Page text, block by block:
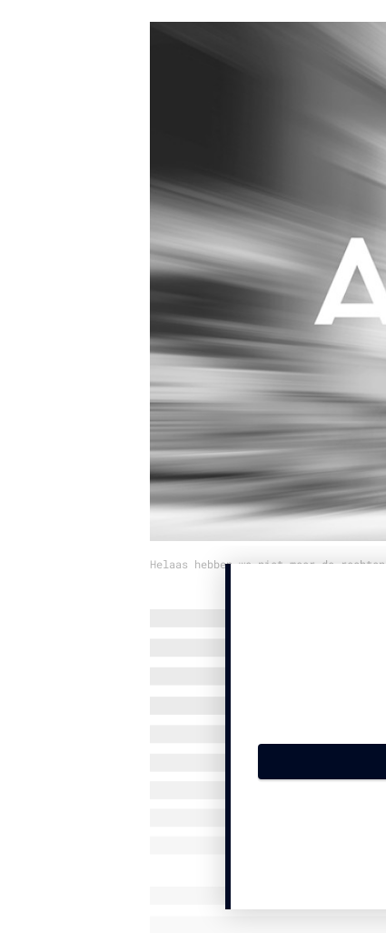
Interne
Helaas hebben we niet meer de